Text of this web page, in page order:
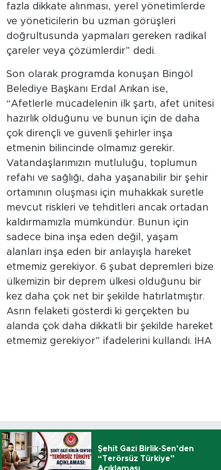
fazla dikkate alınması, yerel yönetimlerde
ve yöneticilerin bu uzman görüşleri
doğrultusunda yapmaları gereken radikal
çareler veya çözümlerdir” dedi.
Son olarak programda konuşan Bingöl
Belediye Başkanı Erdal Arıkan ise,
“Afetlerle mücadelenin ilk şartı, afet ünitesi
hazırlık olduğunu ve bunun için de daha
çok dirençli ve güvenli şehirler inşa
etmenin bilincinde olmamız gerekir.
Vatandaşlarımızın mutluluğu, toplumun
refahı ve sağlığı, daha yaşanabilir bir şehir
ortamının oluşması için muhakkak suretle
mevcut riskleri ve tehditleri ancak ortadan
kaldırmamızla mümkündür. Bunun için
sadece bina inşa eden değil, yaşam
alanları inşa eden bir anlayışla hareket
etmemiz gerekiyor. 6 şubat depremleri bize
ülkemizin bir deprem ülkesi olduğunu bir
kez daha çok net bir şekilde hatırlatmıştır.
Asrın felaketi gösterdi ki gerçekten bu
alanda çok daha dikkatli bir şekilde hareket
etmemiz gerekiyor” ifadelerini kullandı. İHA
Şehit Gazi Birlik-Sen’den
“Terörsüz Türkiye”
Açıklaması